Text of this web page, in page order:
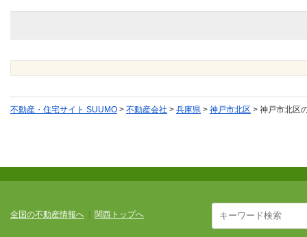
不動産・住宅サイト SUUMO > 不動産会社 > 兵庫県 > 神戸市北区 > 神戸市北区
全国の不動産情報へ 関西トップへ